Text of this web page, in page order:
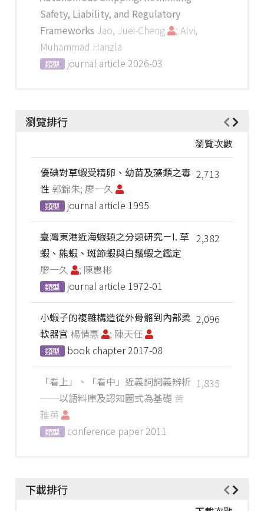
Safety, Liability, and Regulatory
Frameworks Jao, Juei-Cheng
; Alvi,
Muhammad Hanzla
類型 journal article 2026-03
瀏覽排行
瀏覽次數
2,713
優碘對草蝦受精卵、幼苗及藻類之毒
性 郭錦朱; 廖一久
類型 journal article 1995
2,382
臺灣東港近海蝦類之分類研究－I. 草
蝦、熊蝦、斑節蝦與白鬚蝦之鑑定
廖一久
; 陳惠彬
類型 journal article 1972-01
2,096
小蝦子的複雜構造從外骨骼到內部柔
軟器官 楊倩惠 ; 陳天任
類型 book chapter2017-08
1,835
「看上」、「看中」近義詞詞義辨析
──以語料庫及認知圖式為基礎 黃
雅英
類型 conference paper2011
下載排行